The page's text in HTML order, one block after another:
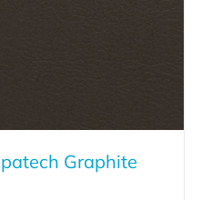
Graphite